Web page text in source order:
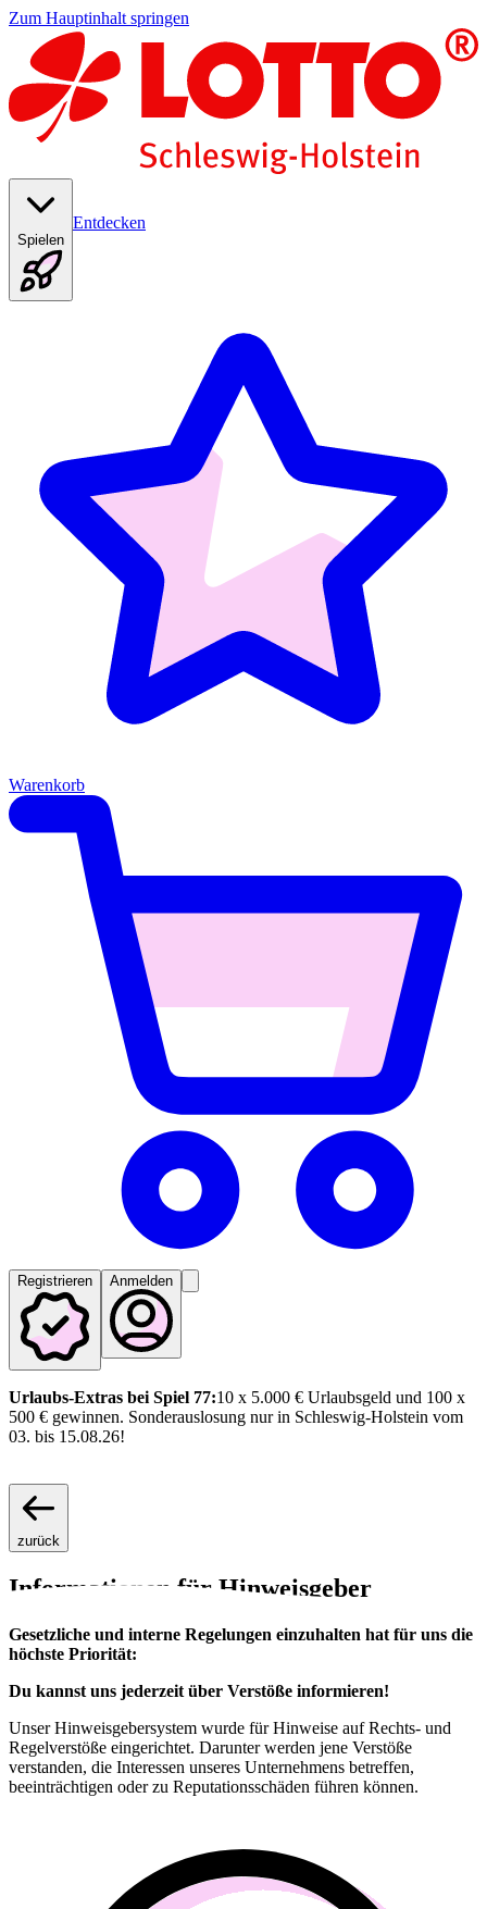
Zum Hauptinhalt springen
Spielen
Entdecken
Warenkorb
Registrieren Anmelden
Urlaubs-Extras bei Spiel 77:10 x 5.000 € Urlaubsgeld und 100 x
500 € gewinnen. Sonderauslosung nur in Schleswig-Holstein vom
03. bis 15.08.26!
zurück
Informationen für Hinweisgeber
Gesetzliche und interne Regelungen einzuhalten hat für uns die
höchste Priorität:
Du kannst uns jederzeit über Verstöße informieren!
Unser Hinweisgebersystem wurde für Hinweise auf Rechts- und
Regelverstöße eingerichtet. Darunter werden jene Verstöße
verstanden, die Interessen unseres Unternehmens betreffen,
beeinträchtigen oder zu Reputationsschäden führen können.